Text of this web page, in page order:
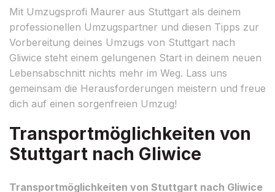
Mit Umzugsprofi Maurer aus Stuttgart als deinem
professionellen Umzugspartner und diesen Tipps zur
Vorbereitung deines Umzugs von Stuttgart nach
Gliwice steht einem gelungenen Start in deinem neuen
Lebensabschnitt nichts mehr im Weg. Lass uns
gemeinsam die Herausforderungen meistern und freue
dich auf einen sorgenfreien Umzug!
Transportmöglichkeiten von
Stuttgart nach Gliwice
Transportmöglichkeiten von Stuttgart nach Gliwice